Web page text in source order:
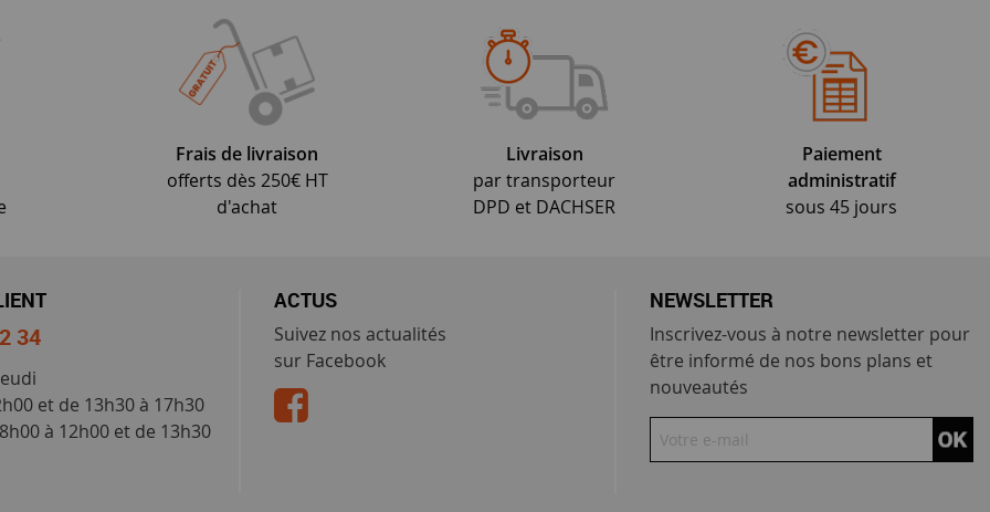
Frais de livraison
offerts dès 250€ HT
d'achat
Livraison
par transporteur
DPD et DACHSER
Paiement
administratif
sous 45 jours
34
et de 13h30 à 17h30
à 12h00 et de 13h30
ACTUS
Suivez nos actualités
sur Facebook
NEWSLETTER
Inscrivez-vous à notre newsletter pour
être informé de nos bons plans et
nouveautés